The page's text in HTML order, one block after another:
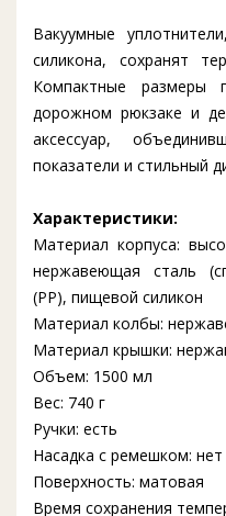
Вакуумные
силикона, сохранят
Компактные размеры
дорожном рюкзаке и
аксессуар,
показатели и стильный
Характеристики:
Материал корпуса:
нержавеющая сталь
(PP), пищевой силикон
Материал колбы:
Материал крышки:
Объем: 1500 мл
Вес: 740 г
Ручки: есть
Насадка с ремешком: нет
Поверхность: матовая
Время сохранения